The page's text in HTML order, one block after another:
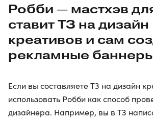
Робби — мастхэв
ставит ТЗ на дизайн
креативов и сам
рекламные
Если вы составляете ТЗ на дизайн
использовать Робби как способ
дизайнера. Например, вы в ТЗ